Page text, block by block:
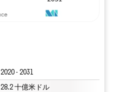
2020 - 2031
28.2 十億米ドル